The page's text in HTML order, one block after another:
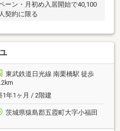
ン・月初め入居開始で40,100
契約に限る
東武鉄道日光線 南栗橋駅 徒歩
1年1ヶ月 / 2階建
茨城県猿島郡五霞町大字小福田